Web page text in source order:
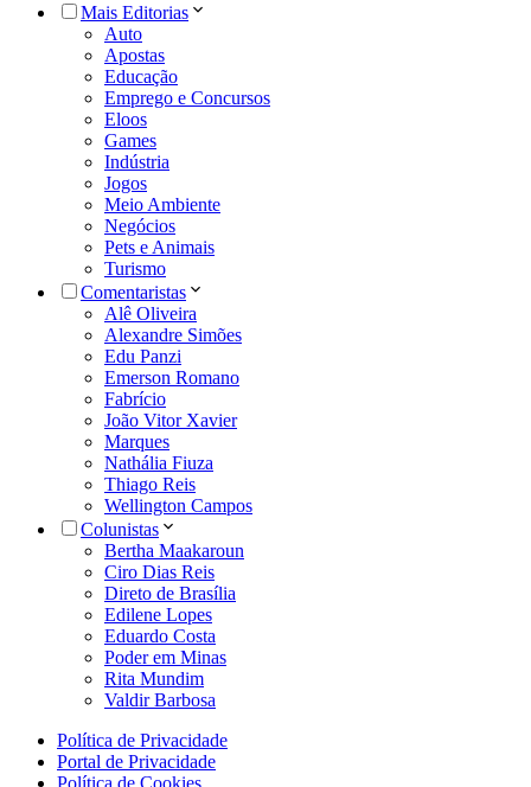
Mais Editorias
Auto
Apostas
Educação
Emprego e Concursos
Eloos
Games
Indústria
Jogos
Meio Ambiente
Negócios
Pets e Animais
Turismo
Comentaristas
Alê Oliveira
Alexandre Simões
Edu Panzi
Emerson Romano
Fabrício
João Vitor Xavier
Marques
Nathália Fiuza
Thiago Reis
Wellington Campos
Colunistas
Bertha Maakaroun
Ciro Dias Reis
Direto de Brasília
Edilene Lopes
Eduardo Costa
Poder em Minas
Rita Mundim
Valdir Barbosa
Política de Privacidade
Portal de Privacidade
Política de Cookies